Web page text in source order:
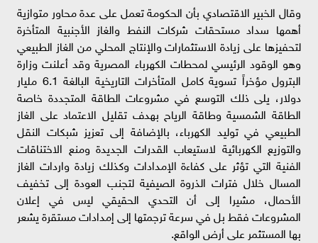
وقال الخبير الاقتصادي بأن الحكومة تعمل على عدة محاور متوازية
أهمها سداد مستحقات شركات النفط والغاز الأجنبية المتأخرة
لتحفيزها على زيادة الاستثمارات والإنتاج المحلي من الغاز الطبيعي
وهو الوقود الرئيسي لمحطات الكهرباء المصرية وقد أعلنت وزارة
البترول مؤخراً تسوية كامل المتأخرات التاريخية البالغة 6.1 مليار
دولار، يلى ذلك التوسع في مشروعات الطاقة المتجددة خاصة
الطاقة الشمسية وطاقة الرياح بهدف تقليل الاعتماد على الغاز
الطبيعي في توليد الكهرباء، بالإضافة إلى تعزيز شبكات النقل
والتوزيع الكهربائية لاستيعاب القدرات الجديدة ومنع الاختناقات
الفنية التي تؤثر على كفاءة الإمدادات وكذلك زيادة واردات الغاز
المسال خلال فترات الذروة الصيفية لتجنب العودة إلى تخفيف
الأحمال، مشيرا إلى أن التحدي الحقيقي ليس في إعلان
المشروعات فقط بل في سرعة ترجمتها إلى إمدادات مستقرة يشعر
بها المستثمر على أرض الواقع.